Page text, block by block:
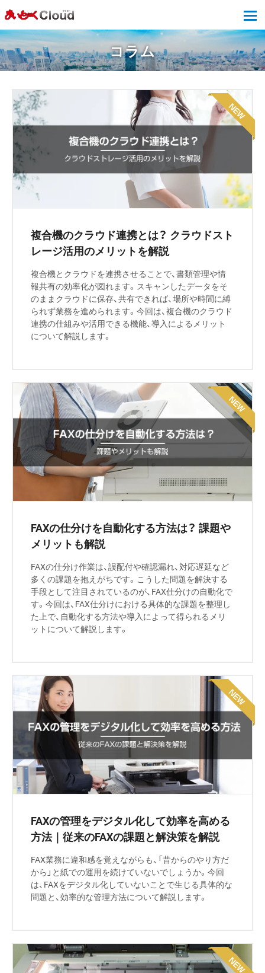
コラム
複合機のクラウド連携とは？ クラウドスト
レージ活用のメリットを解説
複合機とクラウドを連携させることで、書類管理や情
報共有の効率化が図れます。スキャンしたデータをそ
のままクラウドに保存、共有できれば、場所や時間に縛
られず業務を進められます。今回は、複合機のクラウド
連携の仕組みや活用できる機能、導入によるメリット
について解説します。
FAXの仕分けを自動化する方法は？ 課題や
メリットも解説
FAXの仕分け作業は、誤配付や確認漏れ、対応遅延など
多くの課題を抱えがちです。こうした問題を解決する
手段として注目されているのが、FAX仕分けの自動化で
す。今回は、FAX仕分けにおける具体的な課題を整理し
た上で、自動化する方法や導入によって得られるメリ
ットについて解説します。
FAXの管理をデジタル化して効率を高める
方法｜従来のFAXの課題と解決策を解説
FAX業務に違和感を覚えながらも、「昔からのやり方だ
から」と紙での運用を続けていないでしょうか。今回
は、FAXをデジタル化していないことで生じる具体的な
問題と、効率的な管理方法について解説します。